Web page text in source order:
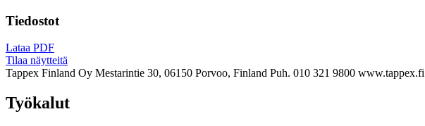
Tiedostot
Lataa PDF
Tilaa näytteitä
Tappex Finland Oy Mestarintie 30, 06150 Porvoo, Finland Puh. 010 321 9800 www.tappex.fi
Työkalut